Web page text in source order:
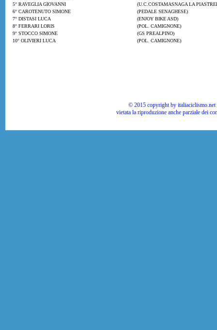
5° RAVEGLIA GIOVANNI
(U.C.COSTAMASNAGA LA
6° CAROTENUTO SIMONE
(PEDALE SENAGHESE)
7° DISTASI LUCA
(ENJOY BIKE ASD)
8° FERRARI LORIS
(POL. CAMIGNONE)
9° STOCCO SIMONE
(GS PREALPINO)
10° OLIVIERI LUCA
(POL. CAMIGNONE)
© 2015 copyright by
vietata la riproduzione anche parziale dei